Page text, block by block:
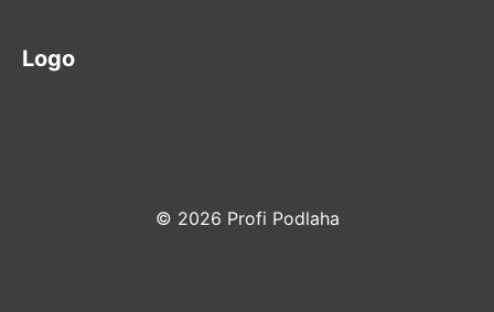
Logo
© 2026 Profi Podlaha